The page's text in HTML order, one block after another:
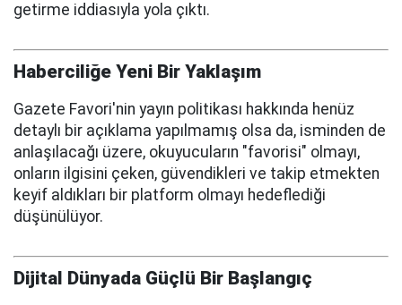
getirme iddiasıyla yola çıktı.
Haberciliğe Yeni Bir Yaklaşım
Gazete Favori'nin yayın politikası hakkında henüz
detaylı bir açıklama yapılmamış olsa da, isminden de
anlaşılacağı üzere, okuyucuların "favorisi" olmayı,
onların ilgisini çeken, güvendikleri ve takip etmekten
keyif aldıkları bir platform olmayı hedeflediği
düşünülüyor.
Dijital Dünyada Güçlü Bir Başlangıç